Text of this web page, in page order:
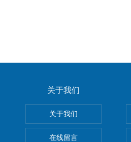
关于我们
关于我们
在线留言